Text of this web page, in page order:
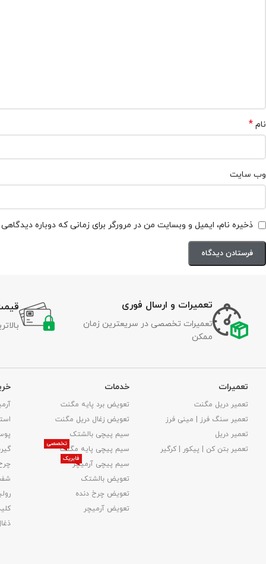
نام *
وب‌ سایت
ذخیره نام، ایمیل و وبسایت من در مرورگر برای زمانی که دوباره
تعمیرات و ارسال فوری
تعمیرات تخصصی در سریعترین زمان
ممکن
تعمیرات
تعمیر دریل مگنت
تعمیر سنگ فرز | مینی فرز
تعمیر دریل
تعمیر بتن کن | پیکور | کرگیر
خدمات
تعویض برد پایه مگنت
تعویض زغال دریل مگنت
سیم پیچی بالشتک
سیم پیچی پایه مگنت
تخصصی
سیم پیچی آرمیچر
فابریک
تعویض بالشتک​
تعویض چرخ دنده
تعویض آرمیچر